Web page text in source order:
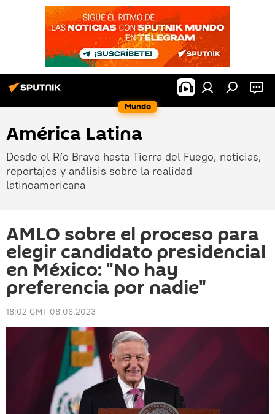
Mundo
América Latina
Desde el Río Bravo hasta Tierra del Fuego, noticias,
reportajes y análisis sobre la realidad
latinoamericana
AMLO sobre el proceso para
elegir candidato presidencial
en México: "No hay
preferencia por nadie"
18:02 GMT 08.06.2023